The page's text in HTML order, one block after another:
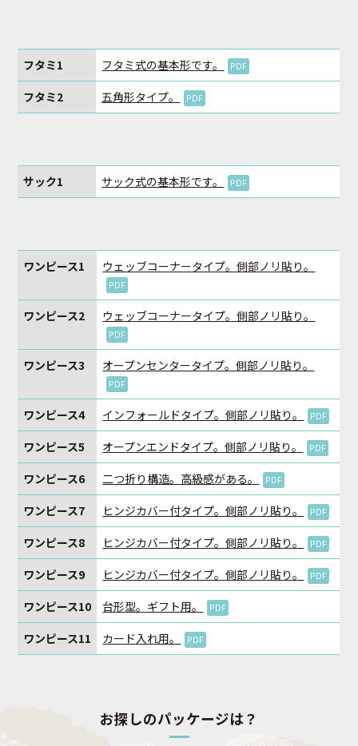
フタミ1 フタミ式の基本形です。 PDF
フタミ2 五角形タイプ。 PDF
サック1 サック式の基本形です。 PDF
ワンピース1 ウェッブコーナータイプ。側部ノリ貼り。
PDF
ワンピース2 ウェッブコーナータイプ。側部ノリ貼り。
PDF
ワンピース3 オープンセンタータイプ。側部ノリ貼り。
PDF
ワンピース4 インフォールドタイプ。側部ノリ貼り。 PDF
ワンピース5 オープンエンドタイプ。側部ノリ貼り。 PDF
ワンピース6 二つ折り構造。高級感がある。 PDF
ワンピース7 ヒンジカバー付タイプ。側部ノリ貼り。 PDF
ワンピース8 ヒンジカバー付タイプ。側部ノリ貼り。 PDF
ワンピース9 ヒンジカバー付タイプ。側部ノリ貼り。 PDF
ワンピース10 台形型。ギフト用。 PDF
ワンピース11 カード入れ用。 PDF
お探しのパッケージは？